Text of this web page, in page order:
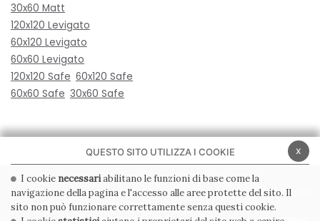
30x60 Matt
120x120 Levigato
60x120 Levigato
60x60 Levigato
120x120 Safe 60x120 Safe
60x60 Safe 30x60 Safe
PRIVACY POLICY COOKIE POLICY
x
QUESTO SITO UTILIZZA I COOKIE
I cookie necessariabilitano le funzioni di base come la
navigazione della pagina e l'accesso alle aree protette del sito. Il
sito non può funzionare correttamente senza questi cookie.